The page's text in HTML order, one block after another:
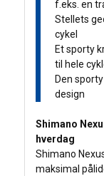
f.eks. en
Stellets
cykel
Et sporty
til hele
Den
design
Shimano
hverdag
Shimano
maksimal